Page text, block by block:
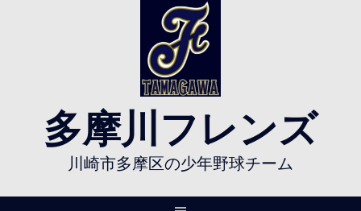
多摩川フレンズ
川崎市多摩区の少年野球チーム